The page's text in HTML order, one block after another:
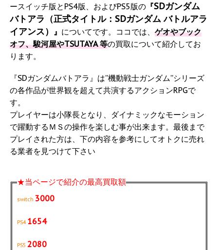
ースイッチ版とPS4版、およびPS5版の 『SDガンダム
バトアラ（正式タイトル：SDガンダム バトルアラ
イアンス） 』 についてです。ココでは、 ゲオやブック
オフ、駿河屋やTSUTAYA 等の買取について紹介してお
ります。
『SDガンダムバトアラ』は”機動戦士ガンダム”シリーズ
の各作品が世界観を超えて共演するアクションRPGで
す。
プレイヤーは小隊長となり、ダイナミックなモーション
で躍動するＭＳの操作を楽しむ事が出来ます。最後まで
プレイされた方は、下の内容を参考にしてオトクに売れ
る業者を見つけて下さい
★当ページで紹介の最高買取額
switch 3000
PS4 1654
PS5 2080